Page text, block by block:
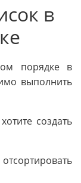
в
порядке в
выполнить
создать